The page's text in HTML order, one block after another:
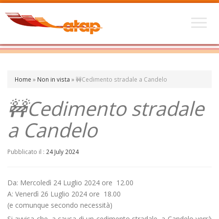
Home » Non in vista »🚧Cedimento stradale a Candelo
🚧Cedimento stradale
a Candelo
Pubblicato il : 24 July 2024
Da: Mercoledì 24 Luglio 2024 ore 12.00
A: Venerdì 26 Luglio 2024 ore 18.00
(e comunque secondo necessità)